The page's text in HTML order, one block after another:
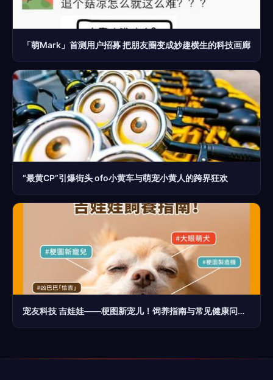
「萌Mark」首测用户招募 把朋友圈变成妙趣横生的科技画廊
“最黄CP”引爆街头 ofo小黄车与萌宠小黄人的跨界狂欢
宠友科技 吉娃娃——梗图新宠儿！饲养指南与常见健康问题解析